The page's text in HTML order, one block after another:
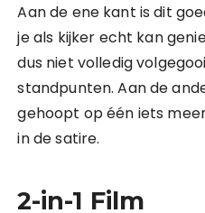
Aan de ene kant is dit
je als kijker echt kan
dus niet volledig
standpunten. Aan de
gehoopt op één iets
in de satire.
2-in-1 Film